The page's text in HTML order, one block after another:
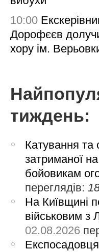
10:00
Дорофєєв
хору ім.
тиждень:
Катування та
затриманої
бойовикам
переглядів:
На Київщині
військовим
02.08.2026